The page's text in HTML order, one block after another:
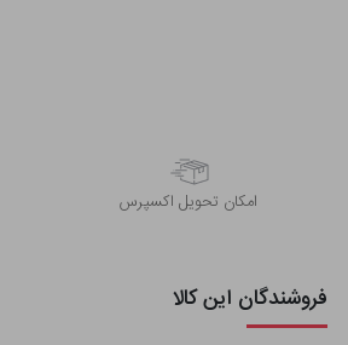
اﻣﮑﺎن ﺗﺤﻮﯾﻞ اﮐﺴﭙﺮس
فروشندگان این کالا